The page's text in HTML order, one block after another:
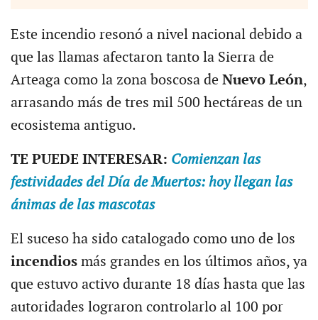
Este incendio resonó a nivel nacional debido a
que las llamas afectaron tanto la Sierra de
Arteaga como la zona boscosa deNuevo León,
arrasando más de tres mil 500 hectáreas de un
ecosistema antiguo.
TE PUEDE INTERESAR: Comienzan las
festividades del Día de Muertos: hoy llegan las
ánimas de las mascotas
El suceso ha sido catalogado como uno de los
incendiosmás grandes en los últimos años, ya
que estuvo activo durante 18 días hasta que las
autoridades lograron controlarlo al 100 por